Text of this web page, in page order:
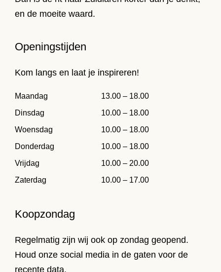
en de moeite waard.
Openingstijden
Kom langs en laat je inspireren!
Maandag
13.00 – 18.00
Dinsdag
10.00 – 18.00
Woensdag
10.00 – 18.00
Donderdag
10.00 – 18.00
Vrijdag
10.00 – 20.00
Zaterdag
10.00 – 17.00
Koopzondag
Regelmatig zijn wij ook op zondag geopend.
Houd onze social media in de gaten voor de
recente data.